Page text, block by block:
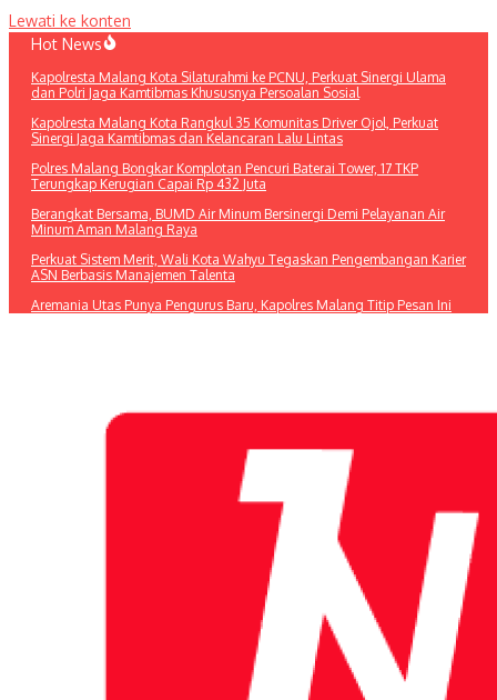
Lewati ke konten
Hot News
Kapolresta Malang Kota Silaturahmi ke PCNU, Perkuat Sinergi Ulama
dan Polri Jaga Kamtibmas Khususnya Persoalan Sosial
Kapolresta Malang Kota Rangkul 35 Komunitas Driver Ojol, Perkuat
Sinergi Jaga Kamtibmas dan Kelancaran Lalu Lintas
Polres Malang Bongkar Komplotan Pencuri Baterai Tower, 17 TKP
Terungkap Kerugian Capai Rp 432 Juta
Berangkat Bersama, BUMD Air Minum Bersinergi Demi Pelayanan Air
Minum Aman Malang Raya
Perkuat Sistem Merit, Wali Kota Wahyu Tegaskan Pengembangan Karier
ASN Berbasis Manajemen Talenta
Aremania Utas Punya Pengurus Baru, Kapolres Malang Titip Pesan Ini